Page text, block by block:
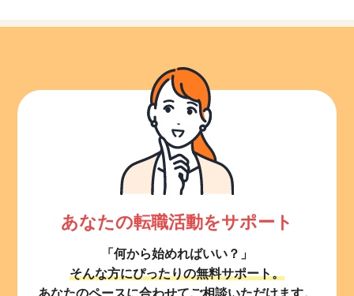
あなたの転職活動をサポート
「何から始めればいい？」
そんな方にぴったりの無料サポート。
あなたのペースに合わせてご相談いただけます。